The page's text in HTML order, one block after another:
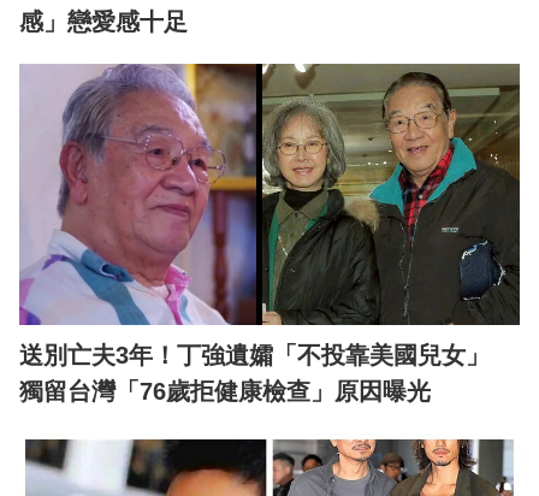
感」戀愛感十足
送別亡夫3年！丁強遺孀「不投靠美國兒女」
獨留台灣「76歲拒健康檢查」原因曝光